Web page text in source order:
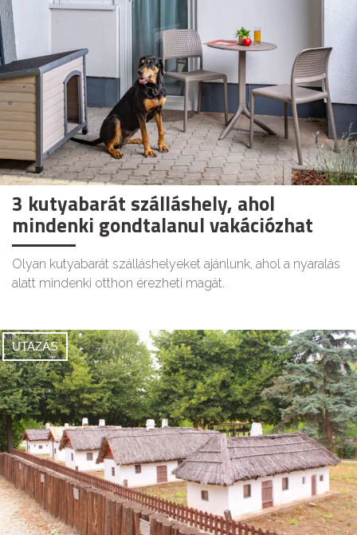
3 kutyabarát szálláshely, ahol
mindenki gondtalanul vakációzhat
Olyan kutyabarát szálláshelyeket ajánlunk, ahol a nyaralás
alatt mindenki otthon érezheti magát.
UTAZÁS